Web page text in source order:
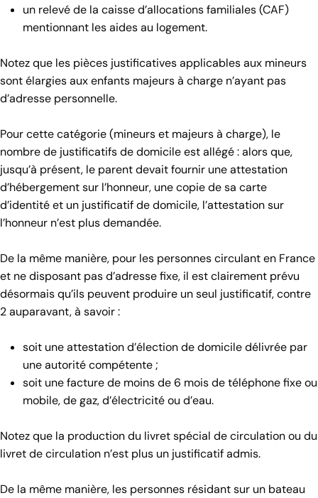
un relevé de la caisse d’allocations familiales (CAF)
mentionnant les aides au logement.
Notez que les pièces justificatives applicables aux mineurs
sont élargies aux enfants majeurs à charge n’ayant pas
d’adresse personnelle.
Pour cette catégorie (mineurs et majeurs à charge), le
nombre de justificatifs de domicile est allégé : alors que,
jusqu’à présent, le parent devait fournir une attestation
d’hébergement sur l’honneur, une copie de sa carte
d’identité et un justificatif de domicile, l’attestation sur
l’honneur n’est plus demandée.
De la même manière, pour les personnes circulant en France
et ne disposant pas d’adresse fixe, il est clairement prévu
désormais qu’ils peuvent produire un seul justificatif, contre
2 auparavant, à savoir :
soit une attestation d’élection de domicile délivrée par
une autorité compétente ;
soit une facture de moins de 6 mois de téléphone fixe ou
mobile, de gaz, d’électricité ou d’eau.
Notez que la production du livret spécial de circulation ou du
livret de circulation n’est plus un justificatif admis.
De la même manière, les personnes résidant sur un bateau